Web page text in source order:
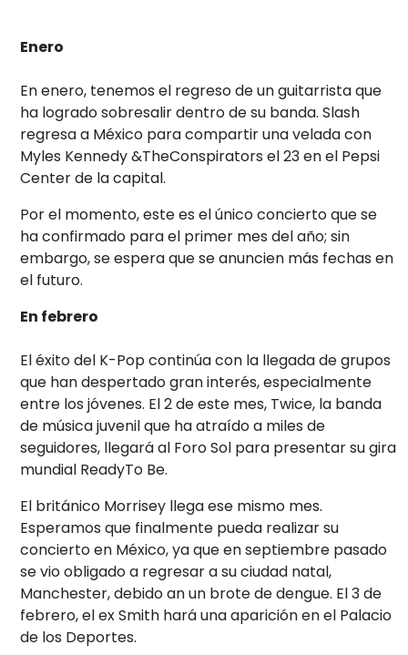
Enero
En enero, tenemos el regreso de un guitarrista que
ha logrado sobresalir dentro de su banda. Slash
regresa a México para compartir una velada con
Myles Kennedy &TheConspirators el 23 en el Pepsi
Center de la capital.
Por el momento, este es el único concierto que se
ha confirmado para el primer mes del año; sin
embargo, se espera que se anuncien más fechas en
el futuro.
En febrero
El éxito del K-Pop continúa con la llegada de grupos
que han despertado gran interés, especialmente
entre los jóvenes. El 2 de este mes, Twice, la banda
de música juvenil que ha atraído a miles de
seguidores, llegará al Foro Sol para presentar su gira
mundial ReadyTo Be.
El británico Morrisey llega ese mismo mes.
Esperamos que finalmente pueda realizar su
concierto en México, ya que en septiembre pasado
se vio obligado a regresar a su ciudad natal,
Manchester, debido an un brote de dengue. El 3 de
febrero, el ex Smith hará una aparición en el Palacio
de los Deportes.